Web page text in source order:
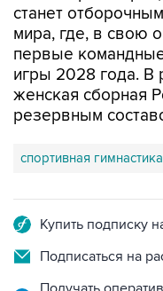
станет
мира, где, в свою
первые
игры 2028 года. В
женская сборная
резервным
спортивная гимнастика
Купить подписку
Подписаться на